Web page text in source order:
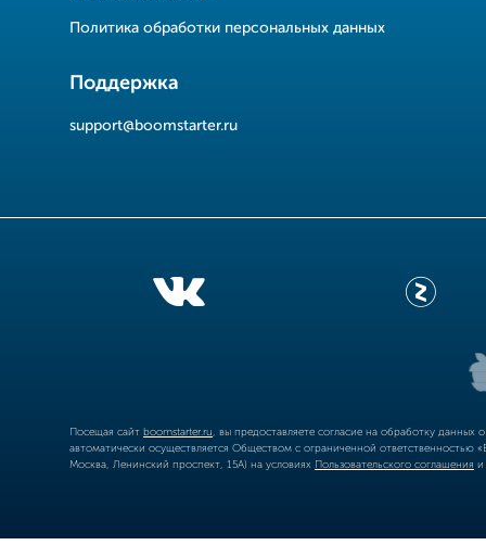
Политика обработки персональных данных
Поддержка
support@boomstarter.ru
Посещая сайт boomstarter.ru , вы предоставляете согласие на обработку
автоматически осуществляется Обществом с ограниченной
Москва, Ленинский проспект, 15А) на условиях Пользовательского соглашения и